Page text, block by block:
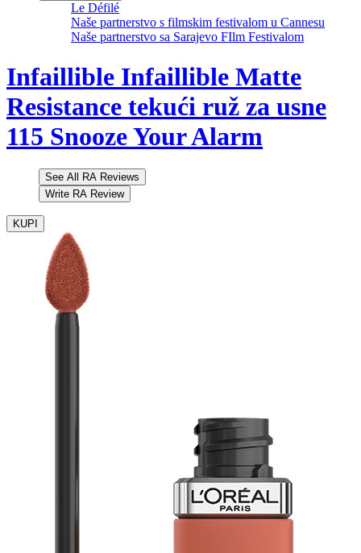
Le Défilé
Naše partnerstvo s filmskim festivalom u Cannesu
Naše partnerstvo sa Sarajevo FIlm Festivalom
Infaillible Infaillible Matte
Resistance tekući ruž za usne
115 Snooze Your Alarm
See All RA Reviews
Write RA Review
KUPI